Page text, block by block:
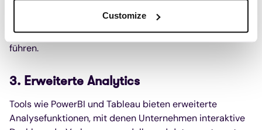
Customize
nicht ersichtlich sind. Diese Synergie kann zu
strategischen Vorteilen und Innovationsmöglichkeiten
führen.
3. Erweiterte Analytics
Tools wie PowerBI und Tableau bieten erweiterte
Analysefunktionen, mit denen Unternehmen interaktive